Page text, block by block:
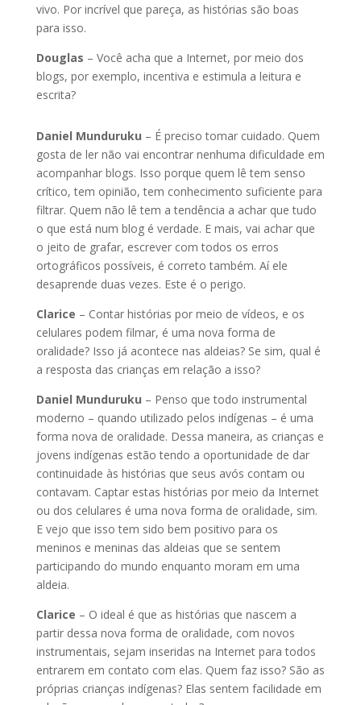
vivo. Por incrível que pareça, as histórias são boas
para isso.
Douglas – Você acha que a Internet, por meio dos
blogs, por exemplo, incentiva e estimula a leitura e
escrita?
Daniel Munduruku – É preciso tomar cuidado. Quem
gosta de ler não vai encontrar nenhuma dificuldade em
acompanhar blogs. Isso porque quem lê tem senso
crítico, tem opinião, tem conhecimento suficiente para
filtrar. Quem não lê tem a tendência a achar que tudo
o que está num blog é verdade. E mais, vai achar que
o jeito de grafar, escrever com todos os erros
ortográficos possíveis, é correto também. Aí ele
desaprende duas vezes. Este é o perigo.
Clarice – Contar histórias por meio de vídeos, e os
celulares podem filmar, é uma nova forma de
oralidade? Isso já acontece nas aldeias? Se sim, qual é
a resposta das crianças em relação a isso?
Daniel Munduruku – Penso que todo instrumental
moderno – quando utilizado pelos indígenas – é uma
forma nova de oralidade. Dessa maneira, as crianças e
jovens indígenas estão tendo a oportunidade de dar
continuidade às histórias que seus avós contam ou
contavam. Captar estas histórias por meio da Internet
ou dos celulares é uma nova forma de oralidade, sim.
E vejo que isso tem sido bem positivo para os
meninos e meninas das aldeias que se sentem
participando do mundo enquanto moram em uma
aldeia.
Clarice – O ideal é que as histórias que nascem a
partir dessa nova forma de oralidade, com novos
instrumentais, sejam inseridas na Internet para todos
entrarem em contato com elas. Quem faz isso? São as
próprias crianças indígenas? Elas sentem facilidade em